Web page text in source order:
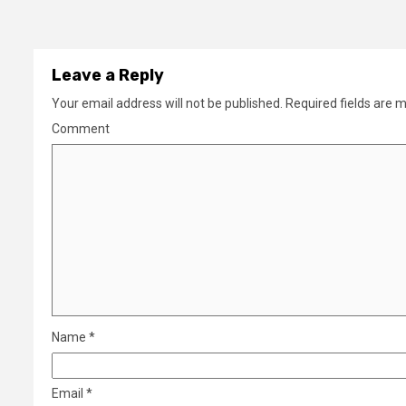
Leave a Reply
Your email address will not be published. Required fields are
Comment
Name *
Email *